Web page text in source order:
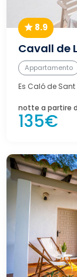
8.9
Cavall de
Appartamento
Es Caló de
notte a partire
135€